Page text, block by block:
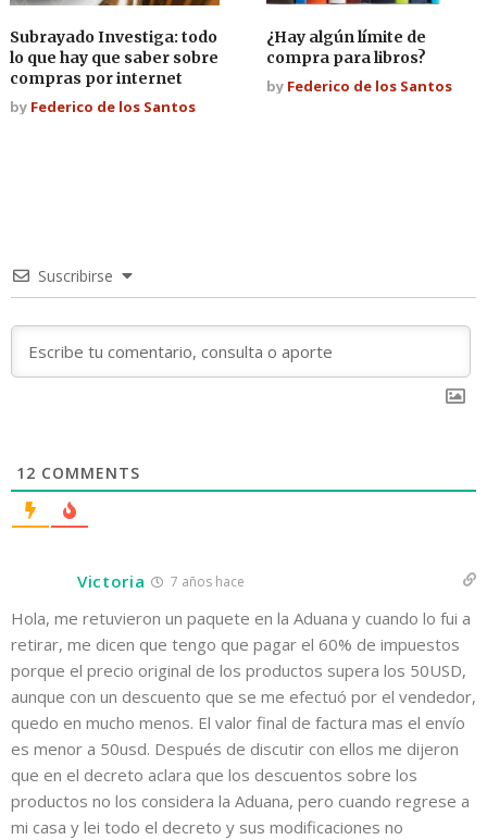
Subrayado Investiga: todo
lo que hay que saber sobre
compras por internet
by Federico de los Santos
¿Hay algún límite de
compra para libros?
by Federico de los Santos
Suscribirse
12 COMMENTS
Victoria 7 años hace
Hola, me retuvieron un paquete en la Aduana y cuando lo fui a
retirar, me dicen que tengo que pagar el 60% de impuestos
porque el precio original de los productos supera los 50USD,
aunque con un descuento que se me efectuó por el vendedor,
quedo en mucho menos. El valor final de factura mas el envío
es menor a 50usd. Después de discutir con ellos me dijeron
que en el decreto aclara que los descuentos sobre los
productos no los considera la Aduana, pero cuando regrese a
mi casa y lei todo el decreto y sus modificaciones no